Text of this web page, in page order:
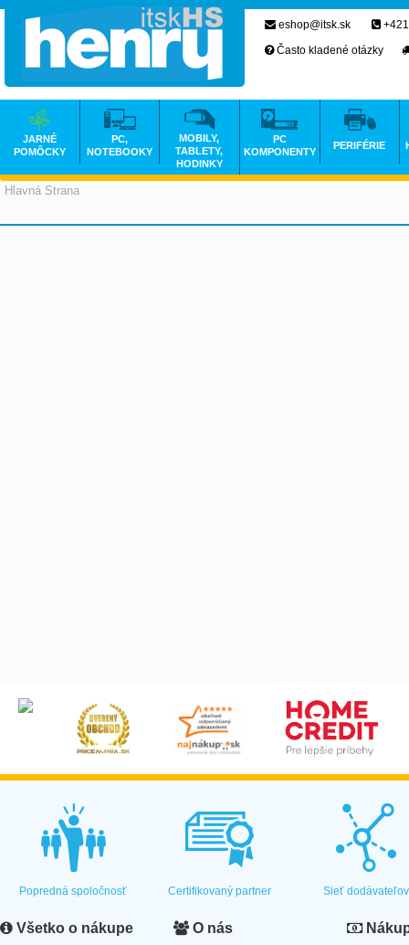
Hlavná Strana
eshop@itsk.sk
Často kladené otázky
JARNÉ
POMÔCKY
PC,
NOTEBOOKY
MOBILY,
TABLETY,
HODINKY
PC
KOMPONENTY
PERIFÉRIE
Popredná spoločnosť Certifikovaný partner Sieť dodávateľov
Všetko o nákupe O nás